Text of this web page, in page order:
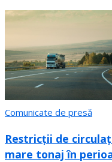
Comunicate de presă
Restricții de
mare tonaj în